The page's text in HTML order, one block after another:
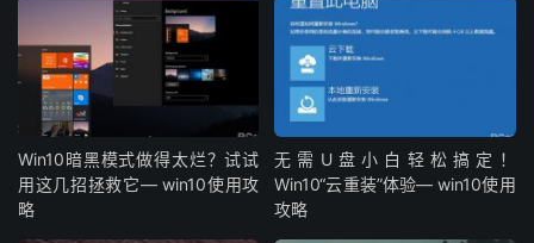
Win10暗黑模式做得太烂？试试
用这几招拯救它— win10使用攻
略
无需U盘小白轻松搞定！
Win10“云重装”体验— win10使用
攻略